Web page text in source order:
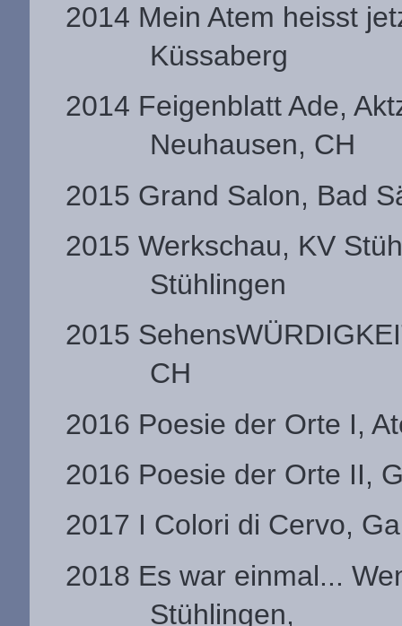
2014 Mein Atem heisst
Küssaberg
2014 Feigenblatt Ade,
Neuhausen, CH
2015 Grand Salon, Bad
2015 Werkschau, KV
Stühlingen
2015
CH
2016 Poesie der Orte I,
2016 Poesie der Orte II,
2017 I Colori di Cervo,
2018 Es war einmal...
Stühlingen,